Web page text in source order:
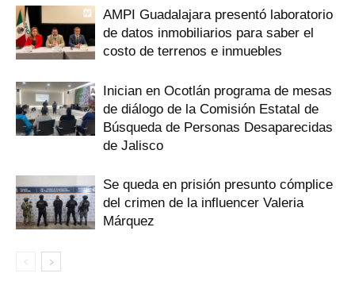
AMPI Guadalajara presentó laboratorio
de datos inmobiliarios para saber el
costo de terrenos e inmuebles
Inician en Ocotlán programa de mesas
de diálogo de la Comisión Estatal de
Búsqueda de Personas Desaparecidas
de Jalisco
Se queda en prisión presunto cómplice
del crimen de la influencer Valeria
Márquez